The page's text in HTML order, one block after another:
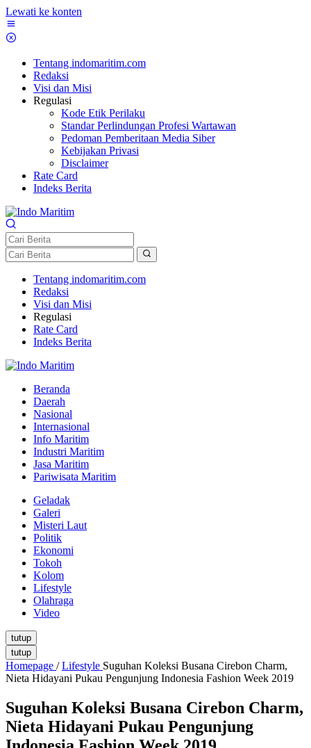
Lewati ke konten
Tentang indomaritim.com
Redaksi
Visi dan Misi
Regulasi
Kode Etik Perilaku
Standar Perlindungan Profesi Wartawan
Pedoman Pemberitaan Media Siber
Kebijakan Privasi
Disclaimer
Rate Card
Indeks Berita
Tentang indomaritim.com
Redaksi
Visi dan Misi
Regulasi
Rate Card
Indeks Berita
Beranda
Daerah
Nasional
Internasional
Info Maritim
Industri Maritim
Jasa Maritim
Pariwisata Maritim
Geladak
Galeri
Misteri Laut
Politik
Ekonomi
Tokoh
Kolom
Lifestyle
Olahraga
Video
tutup
tutup
Homepage / Lifestyle Suguhan Koleksi Busana Cirebon Charm,
Nieta Hidayani Pukau Pengunjung Indonesia Fashion Week 2019
Suguhan Koleksi Busana Cirebon Charm,
Nieta Hidayani Pukau Pengunjung